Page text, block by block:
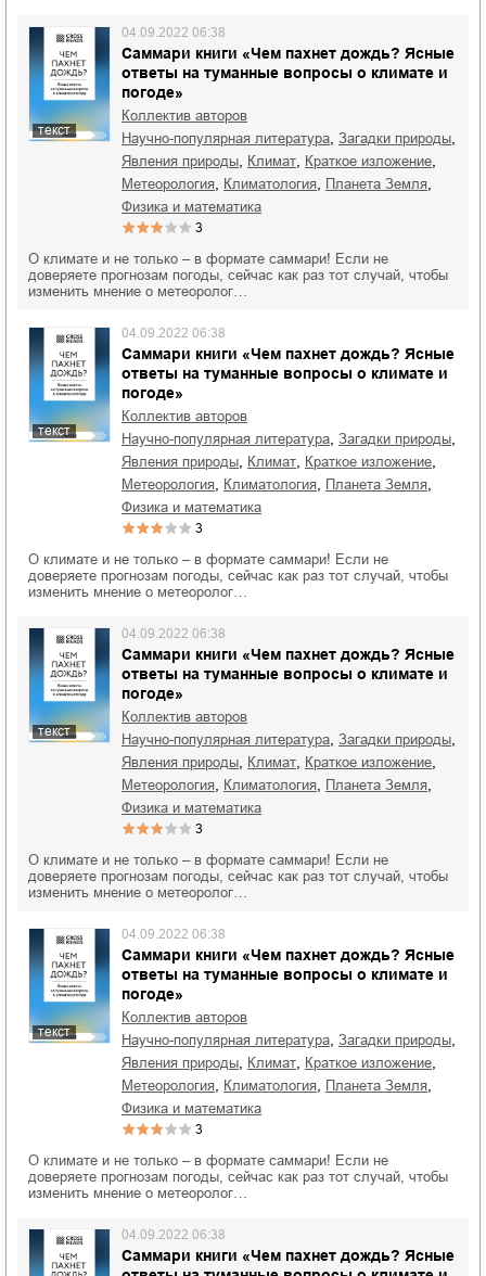
текст
Саммари книги «Чем пахнет дождь? Ясные
ответы на туманные вопросы о климате и
погоде»
04.09.2022 06:38
Коллектив авторов
научно-популярная литература
загадки природы
явления природы климат краткое изложение
метеорология климатология планета Земля
физика и математика
3
О климате и не только – в формате саммари! Если не
доверяете прогнозам погоды, сейчас как раз тот случай, чтобы
изменить мнение о метеоролог…
текст
Саммари книги «Чем пахнет дождь? Ясные
ответы на туманные вопросы о климате и
погоде»
04.09.2022 06:38
Коллектив авторов
научно-популярная литература
загадки природы
явления природы климат краткое изложение
метеорология климатология планета Земля
физика и математика
3
О климате и не только – в формате саммари! Если не
доверяете прогнозам погоды, сейчас как раз тот случай, чтобы
изменить мнение о метеоролог…
текст
Саммари книги «Чем пахнет дождь? Ясные
ответы на туманные вопросы о климате и
погоде»
04.09.2022 06:38
Коллектив авторов
научно-популярная литература
загадки природы
явления природы климат краткое изложение
метеорология климатология планета Земля
физика и математика
3
О климате и не только – в формате саммари! Если не
доверяете прогнозам погоды, сейчас как раз тот случай, чтобы
изменить мнение о метеоролог…
текст
Саммари книги «Чем пахнет дождь? Ясные
ответы на туманные вопросы о климате и
погоде»
04.09.2022 06:38
Коллектив авторов
научно-популярная литература
загадки природы
явления природы климат краткое изложение
метеорология климатология планета Земля
физика и математика
3
О климате и не только – в формате саммари! Если не
доверяете прогнозам погоды, сейчас как раз тот случай, чтобы
изменить мнение о метеоролог…
Саммари книги «Чем пахнет дождь? Ясные
04.09.2022 06:38